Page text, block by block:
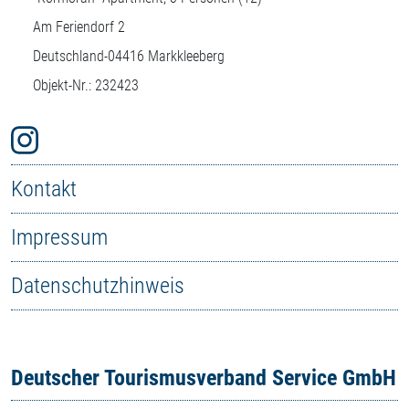
Am Feriendorf 2
Deutschland-04416 Markkleeberg
Objekt-Nr.: 232423
Deutscher Tourismusverband Service GmbH
Kontakt
Impressum
Datenschutzhinweis